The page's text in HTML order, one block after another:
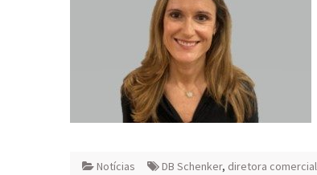
Notícias DB Schenker, diretora comercial